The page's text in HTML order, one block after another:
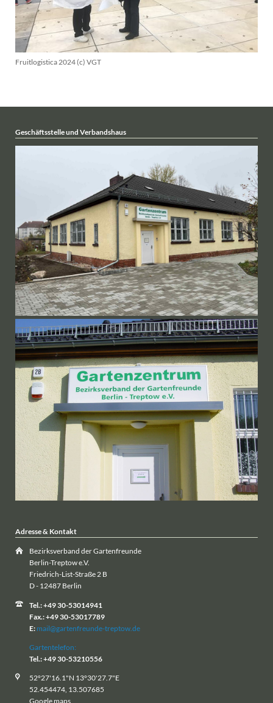
Fruitlogistica 2024 (c) VGT
Geschäftsstelle und Verbandshaus
Adresse & Kontakt
Bezirksverband der Gartenfreunde
Berlin-Treptow e.V.
Friedrich-List-Straße 2 B
D - 12487 Berlin
Tel.: +49 30-53014941
Fax.: +49 30-53017789
E: mail@gartenfreunde-treptow.de
Gartentelefon:
Tel.: +49 30-53210556
52°27'16.1"N 13°30'27.7"E
52.454474, 13.507685
Google maps